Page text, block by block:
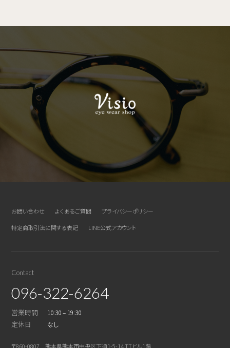
お問い合わせ よくあるご質問
プライバシーポリシー
特定商取引法に関する表記
LINE公式アカウント
Contact
096-322-6264
営業時間 10:30 – 19:30
定休日 なし
〒860-0807 熊本県熊本市中央区下通1-5-14 TTビル1階